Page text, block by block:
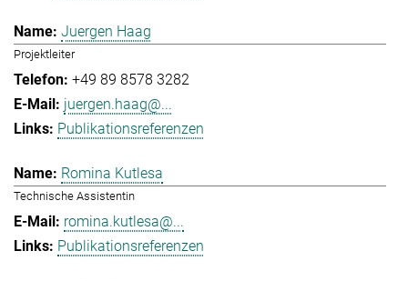
Juergen Haag
Projektleiter
+49 89 8578 3282
juergen.haag@...
Publikationsreferenzen
Romina Kutlesa
Technische Assistentin
romina.kutlesa@...
Publikationsreferenzen